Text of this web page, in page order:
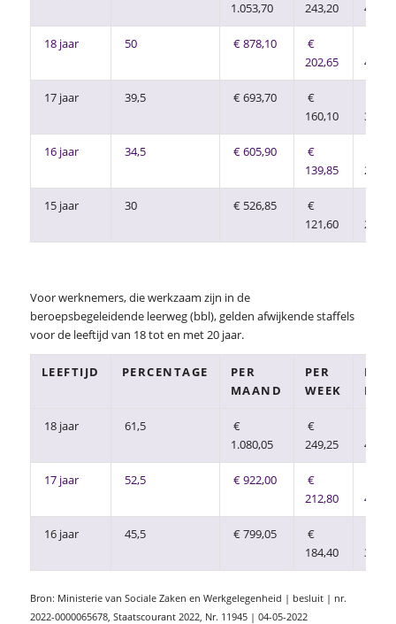
1.053,70
243,20
48,64
18 jaar 50 € 878,10
€
202,65
40,53
17 jaar 39,5 € 693,70
€
160,10
32,02
16 jaar 34,5 € 605,90
€
139,85
27,97
15 jaar 30 € 526,85
€
121,60
24,32
Voor werknemers, die werkzaam zijn in de
beroepsbegeleidende leerweg (bbl), gelden afwijkende staffels
voor de leeftijd van 18 tot en met 20 jaar.
LEEFTIJD PERCENTAGE
PER
MAAND
PER
WEEK
PER
DAG
18 jaar 61,5
€
1.080,05
€
249,25
49,85
17 jaar 52,5 € 922,00
€
212,80
42,56
16 jaar 45,5 € 799,05
€
184,40
36,88
Bron: Ministerie van Sociale Zaken en Werkgelegenheid | besluit | nr.
2022-0000065678, Staatscourant 2022, Nr. 11945 | 04-05-2022